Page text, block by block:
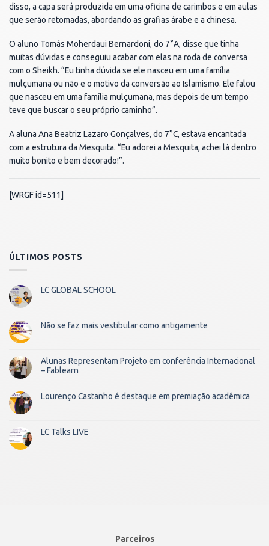
disso, a capa será produzida em uma oficina de carimbos e em aulas
que serão retomadas, abordando as grafias árabe e a chinesa.
O aluno Tomás Moherdaui Bernardoni, do 7°A, disse que tinha
muitas dúvidas e conseguiu acabar com elas na roda de conversa
com o Sheikh. “Eu tinha dúvida se ele nasceu em uma família
mulçumana ou não e o motivo da conversão ao Islamismo. Ele falou
que nasceu em uma família mulçumana, mas depois de um tempo
teve que buscar o seu próprio caminho”.
A aluna Ana Beatriz Lazaro Gonçalves, do 7°C, estava encantada
com a estrutura da Mesquita. “Eu adorei a Mesquita, achei lá dentro
muito bonito e bem decorado!”.
[WRGF id=511]
ÚLTIMOS POSTS
LC GLOBAL SCHOOL
Não se faz mais vestibular como antigamente
Alunas Representam Projeto em conferência Internacional
– Fablearn
Lourenço Castanho é destaque em premiação acadêmica
LC Talks LIVE
Parceiros